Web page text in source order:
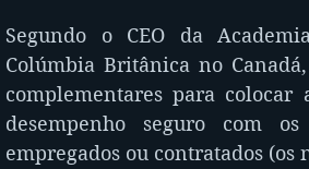
Segundo o CEO da
Colúmbia Britânica no
complementares para
desempenho seguro com
empregados ou contratados (os